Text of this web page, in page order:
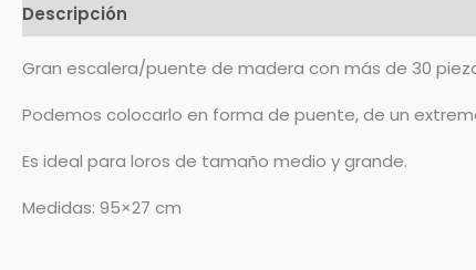
Descripción
Gran escalera/puente de madera con más de 30
Podemos colocarlo en forma de puente, de un
Es ideal para loros de tamaño medio y grande.
Medidas: 95×27 cm